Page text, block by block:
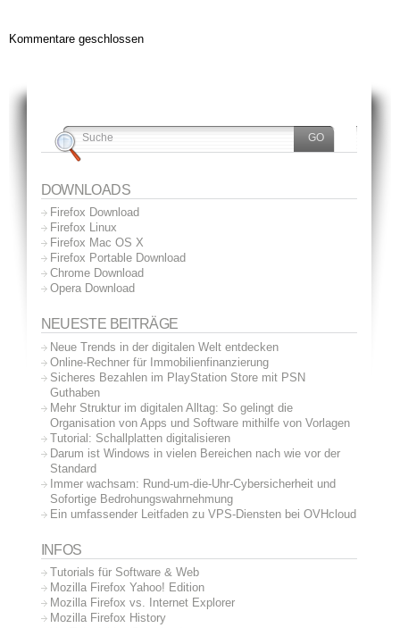
Kommentare geschlossen
DOWNLOADS
Firefox Download
Firefox Linux
Firefox Mac OS X
Firefox Portable Download
Chrome Download
Opera Download
NEUESTE BEITRÄGE
Neue Trends in der digitalen Welt entdecken
Online-Rechner für Immobilienfinanzierung
Sicheres Bezahlen im PlayStation Store mit PSN
Guthaben
Mehr Struktur im digitalen Alltag: So gelingt die
Organisation von Apps und Software mithilfe von Vorlagen
Tutorial: Schallplatten digitalisieren
Darum ist Windows in vielen Bereichen nach wie vor der
Standard
Immer wachsam: Rund-um-die-Uhr-Cybersicherheit und
Sofortige Bedrohungswahrnehmung
Ein umfassender Leitfaden zu VPS-Diensten bei OVHcloud
INFOS
Tutorials für Software & Web
Mozilla Firefox Yahoo! Edition
Mozilla Firefox vs. Internet Explorer
Mozilla Firefox History